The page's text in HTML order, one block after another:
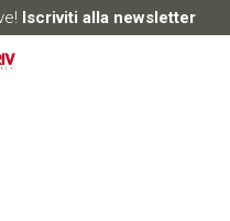
Iscriviti alla newsletter